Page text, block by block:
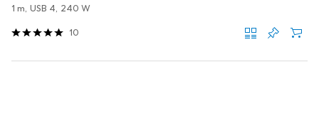
1 m, USB 4, 240 W
10